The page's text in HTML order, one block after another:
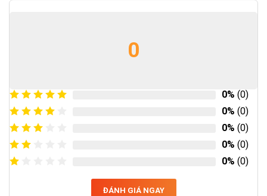
0
0% (0)
0% (0)
0% (0)
0% (0)
0% (0)
ĐÁNH GIÁ NGAY